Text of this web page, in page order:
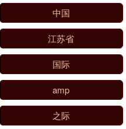
中国
江苏省
国际
amp
之际